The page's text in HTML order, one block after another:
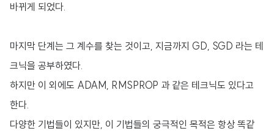
바뀌게 되었다.
마지막 단계는 그 계수를 찾는 것이고, 지금까지 GD, SGD 라는 테
크닉을 공부하였다.
하지만 이 외에도 ADAM, RMSPROP 과 같은 테크닉도 있다고
한다.
다양한 기법들이 있지만, 이 기법들의 궁극적인 목적은 항상 똑같